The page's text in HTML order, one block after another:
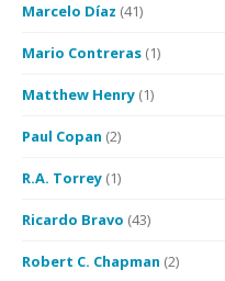
Marcelo Díaz (41)
Mario Contreras (1)
Matthew Henry (1)
Paul Copan (2)
R.A. Torrey (1)
Ricardo Bravo (43)
Robert C. Chapman (2)